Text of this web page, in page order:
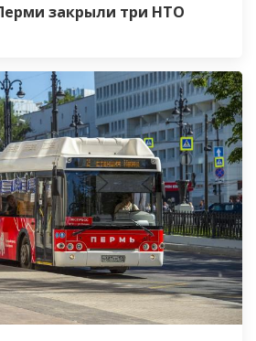
закрыли три НТО